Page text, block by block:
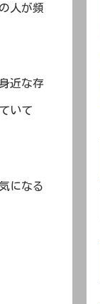
人が頻
近な存
いて
になる